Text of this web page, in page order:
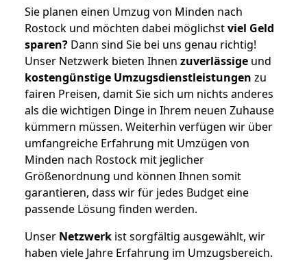
Sie planen einen Umzug von Minden nach
Rostock und möchten dabei möglichstviel Geld
sparen? Dann sind Sie bei uns genau richtig!
Unser Netzwerk bieten Ihnen zuverlässige und
kostengünstige Umzugsdienstleistungen zu
fairen Preisen, damit Sie sich um nichts anderes
als die wichtigen Dinge in Ihrem neuen Zuhause
kümmern müssen. Weiterhin verfügen wir über
umfangreiche Erfahrung mit Umzügen von
Minden nach Rostock mit jeglicher
Größenordnung und können Ihnen somit
garantieren, dass wir für jedes Budget eine
passende Lösung finden werden.
Unser Netzwerk ist sorgfältig ausgewählt, wir
haben viele Jahre Erfahrung im Umzugsbereich.